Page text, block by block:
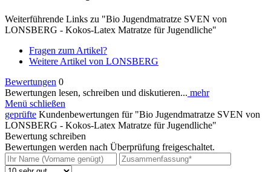
Weiterführende Links zu "Bio Jugendmatratze SVEN von
LONSBERG - Kokos-Latex Matratze für Jugendliche"
Fragen zum Artikel?
Weitere Artikel von LONSBERG
Bewertungen 0
Bewertungen lesen, schreiben und diskutieren... mehr
Menü schließen
geprüfte Kundenbewertungen für "Bio Jugendmatratze SVEN von
LONSBERG - Kokos-Latex Matratze für Jugendliche"
Bewertung schreiben
Bewertungen werden nach Überprüfung freigeschaltet.